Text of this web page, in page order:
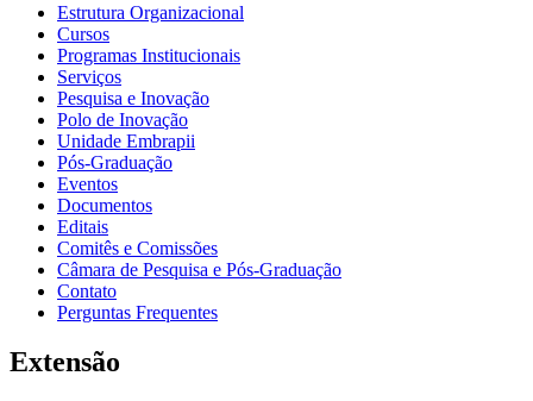
Estrutura Organizacional
Cursos
Programas Institucionais
Serviços
Pesquisa e Inovação
Polo de Inovação
Unidade Embrapii
Pós-Graduação
Eventos
Documentos
Editais
Comitês e Comissões
Câmara de Pesquisa e Pós-Graduação
Contato
Perguntas Frequentes
Extensão